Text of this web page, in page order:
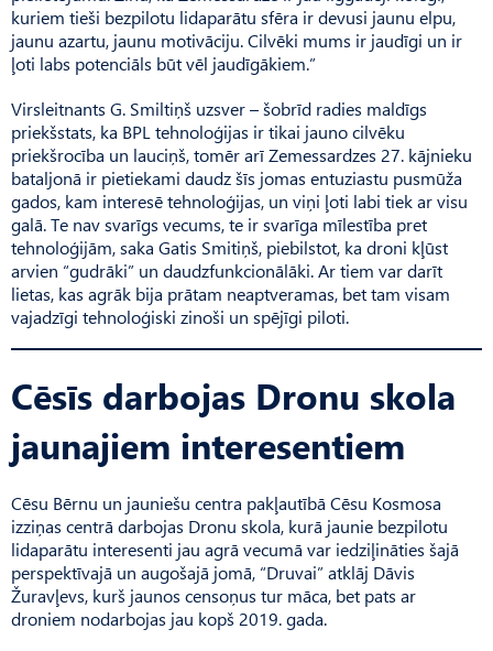
kuriem tieši bezpilotu lidaparātu sfēra ir devusi jaunu elpu,
jaunu azartu, jaunu motivāciju. Cilvēki mums ir jaudīgi un ir
ļoti labs potenciāls būt vēl jaudīgākiem.”
Virsleitnants G. Smiltiņš uzsver – šobrīd radies maldīgs
priekšstats, ka BPL tehnoloģijas ir tikai jauno cilvēku
priekšrocība un lauciņš, tomēr arī Zemes­sardzes 27. kājnieku
bataljonā ir pietiekami daudz šīs jomas entuziastu pusmūža
gados, kam interesē tehnoloģijas, un viņi ļoti labi tiek ar visu
galā. Te nav svarīgs vecums, te ir svarīga mīlestība pret
tehnoloģijām, saka Gatis Smitiņš, piebilstot, ka droni kļūst
arvien “gudrāki” un daudzfunkcionālāki. Ar tiem var darīt
lietas, kas agrāk bija prātam neaptveramas, bet tam visam
vajadzīgi tehnoloģiski zinoši un spējīgi piloti.
Cēsīs darbojas Dronu skola
jaunajiem interesentiem
Cēsu Bērnu un jauniešu centra pakļautībā Cēsu Kosmosa
izziņas centrā darbojas Dronu skola, kurā jaunie bezpilotu
lidaparātu interesenti jau agrā vecumā var iedziļināties šajā
perspektīvajā un augošajā jomā, “Druvai” atklāj Dāvis
Žuravļevs, kurš jaunos censoņus tur māca, bet pats ar
droniem nodarbojas jau kopš 2019. gada.